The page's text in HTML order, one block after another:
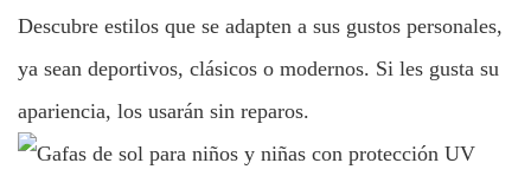
Descubre estilos que se adapten a sus gustos personales,
ya sean deportivos, clásicos o modernos. Si les gusta su
apariencia, los usarán sin reparos.